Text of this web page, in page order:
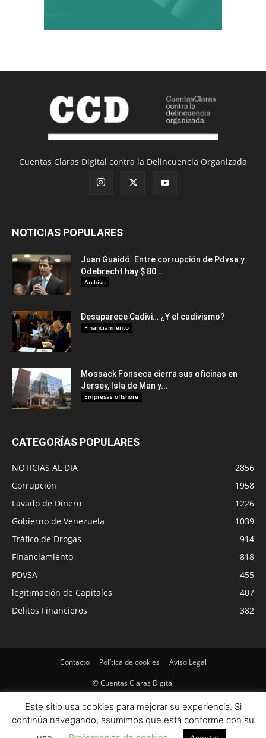
Cuentas Claras Digital contra la Delincuencia Organizada
NOTICIAS POPULARES
Juan Guaidó: Entre corrupción de Pdvsa y
Odebrecht hay $ 80...
Archivo
Desaparece Cadivi… ¿Y el cadivismo?
Financiamiento
Mossack Fonseca cierra sus oficinas en
Jersey, Isla de Man y...
Empresas offshore
CATEGORÍAS POPULARES
NOTICIAS AL DIA
2856
Corrupción
1958
Lavado de Dinero
1226
Gobierno de Venezuela
1039
Tráfico de Drogas
914
Financiamiento
818
PDVSA
455
legitimación de Capitales
407
Delitos Financieros
382
Contacto Política de cookies Aviso Legal
© Cuentas Claras Digital
Este sitio usa cookies para mejorar su experiencia. Si
continúa navegando, asumimos que está conforme con su